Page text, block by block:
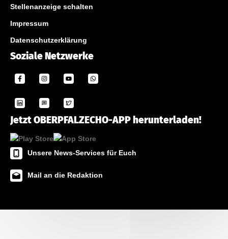
Stellenanzeige schalten
Impressum
Datenschutzerklärung
Soziale Netzwerke
Jetzt OBERPFALZECHO-APP herunterladen!
Unsere News-Services für Euch
Mail an die Redaktion